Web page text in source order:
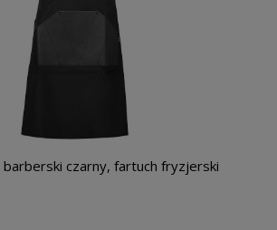
barberski czarny, fartuch fryzjerski